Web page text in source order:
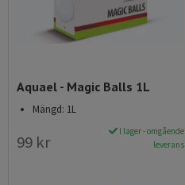
Aquael - Magic Balls 1L
Mängd: 1L
99 kr
I lager - omgående
leverans